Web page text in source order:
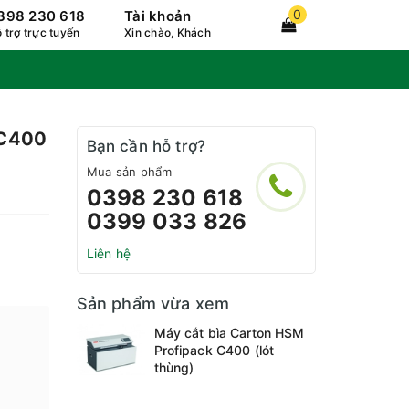
230 618
trợ trực tuyến
Tài khoản
Xin chào, Khách
0
Bạn cần hỗ trợ?
Mua sản phẩm
0398 230 618
0399 033 826
Liên hệ
Sản phẩm vừa xem
Máy cắt bìa Carton HSM
Profipack C400 (lót
thùng)